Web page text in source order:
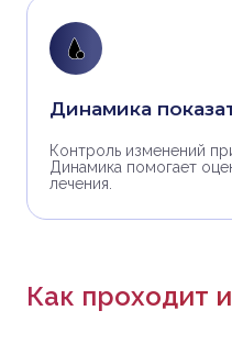
Динамика
Контроль изменений
Динамика помогает
лечения.
Как проходит